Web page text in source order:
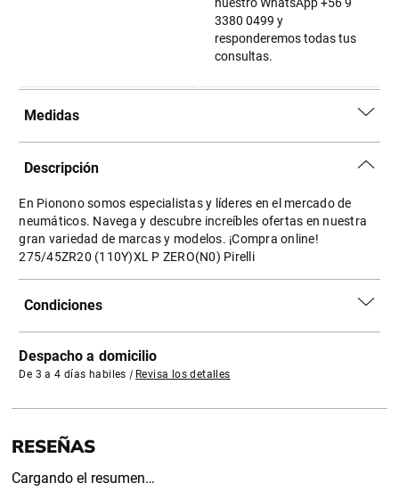
3380 0499 y
responderemos todas tus
consultas.
Medidas
Descripción
En Pionono somos especialistas y líderes en el mercado de
neumáticos. Navega y descubre increíbles ofertas en nuestra
gran variedad de marcas y modelos. ¡Compra online!
275/45ZR20 (110Y)XL P ZERO(N0) Pirelli
Condiciones
Despacho a domicilio
De 3 a 4 días habiles | Revisa los detalles
Cargando el resumen…